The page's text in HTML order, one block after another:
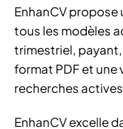
EnhanCV propose
tous les modèles
trimestriel,
format PDF et une
recherches
EnhanCV excelle